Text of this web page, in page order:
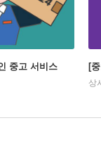
중고 서비스 [
상